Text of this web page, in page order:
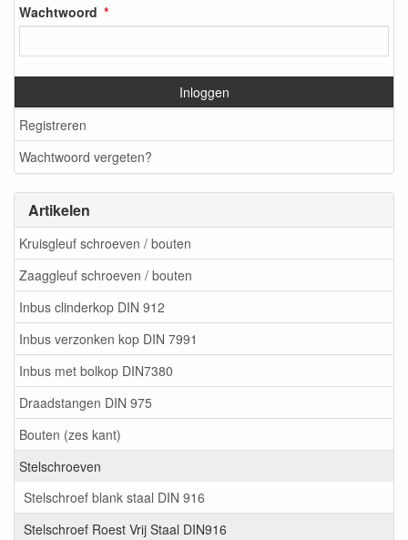
Wachtwoord
Inloggen
Registreren
Wachtwoord vergeten?
Artikelen
Kruisgleuf schroeven / bouten
Zaaggleuf schroeven / bouten
Inbus clinderkop DIN 912
Inbus verzonken kop DIN 7991
Inbus met bolkop DIN7380
Draadstangen DIN 975
Bouten (zes kant)
Stelschroeven
Stelschroef blank staal DIN 916
Stelschroef Roest Vrij Staal DIN916